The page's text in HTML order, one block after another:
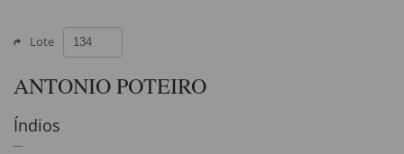
Lote
ANTONIO POTEIRO
Índios